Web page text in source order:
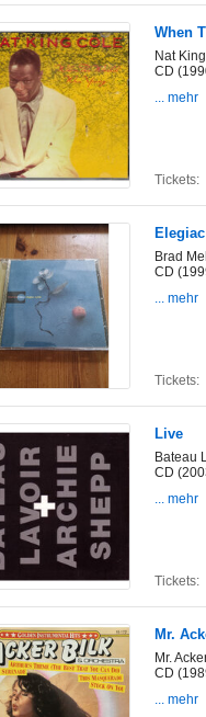
When
Nat
CD
... mehr
Tickets:
Brad
CD
... mehr
Tickets:
Live
Bateau
CD
... mehr
Tickets:
Mr.
Mr.
CD
... mehr